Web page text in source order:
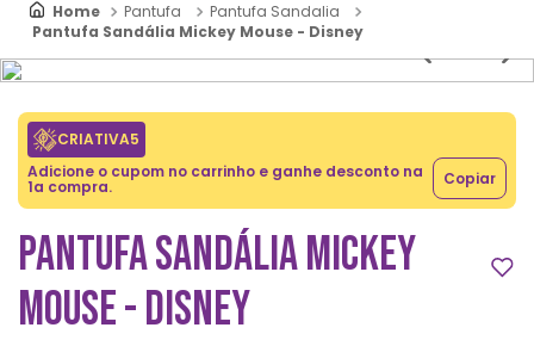
Pantufa
Pantufa Sandalia
Pantufa Sandália Mickey Mouse - Disney
CRIATIVA5
Adicione o cupom no carrinho e ganhe desconto na
1a compra. Copiar
PANTUFA SANDÁLIA MICKEY
MOUSE - DISNEY